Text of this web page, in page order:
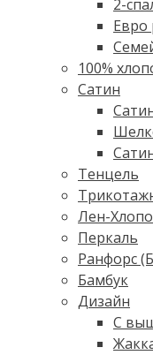
2-
Евро
100%
Cатин
Тенцель
Лен-
Перкаль
Ранфорс
Бамбук
Дизайн
С